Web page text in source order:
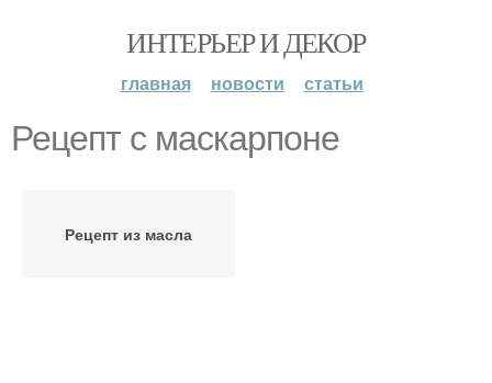
ИНТЕРЬЕР И ДЕКОР
главная новости статьи
Рецепт с маскарпоне
Рецепт из масла